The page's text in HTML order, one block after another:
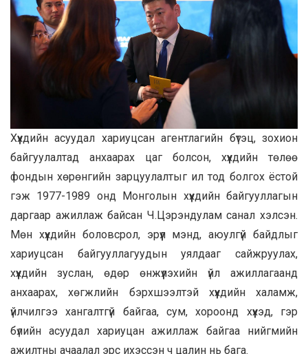
Хүүхдийн асуудал хариуцсан агентлагийн бүтэц, зохион
байгуулалтад анхаарах цаг болсон, хүүхдийн төлөө
фондын хөрөнгийн зарцуулалтыг ил тод болгох ёстой
гэж 1977-1989 онд Монголын хүүхдийн байгууллагын
даргаар ажиллаж байсан Ч.Цэрэндулам санал хэлсэн.
Мөн хүүхдийн боловсрол, эрүүл мэнд, аюулгүй байдлыг
хариуцсан байгууллагуудын уялдааг сайжруулах,
хүүхдийн зуслан, өдөр өнжүүлэхийн үйл ажиллагаанд
анхаарах, хөгжлийн бэрхшээлтэй хүүхдийн халамж,
үйлчилгээ хангалтгүй байгаа, сум, хороонд хүүхэд, гэр
бүлийн асуудал хариуцан ажиллаж байгаа нийгмийн
ажилтны ачаалал эрс ихэссэн ч цалин нь бага.